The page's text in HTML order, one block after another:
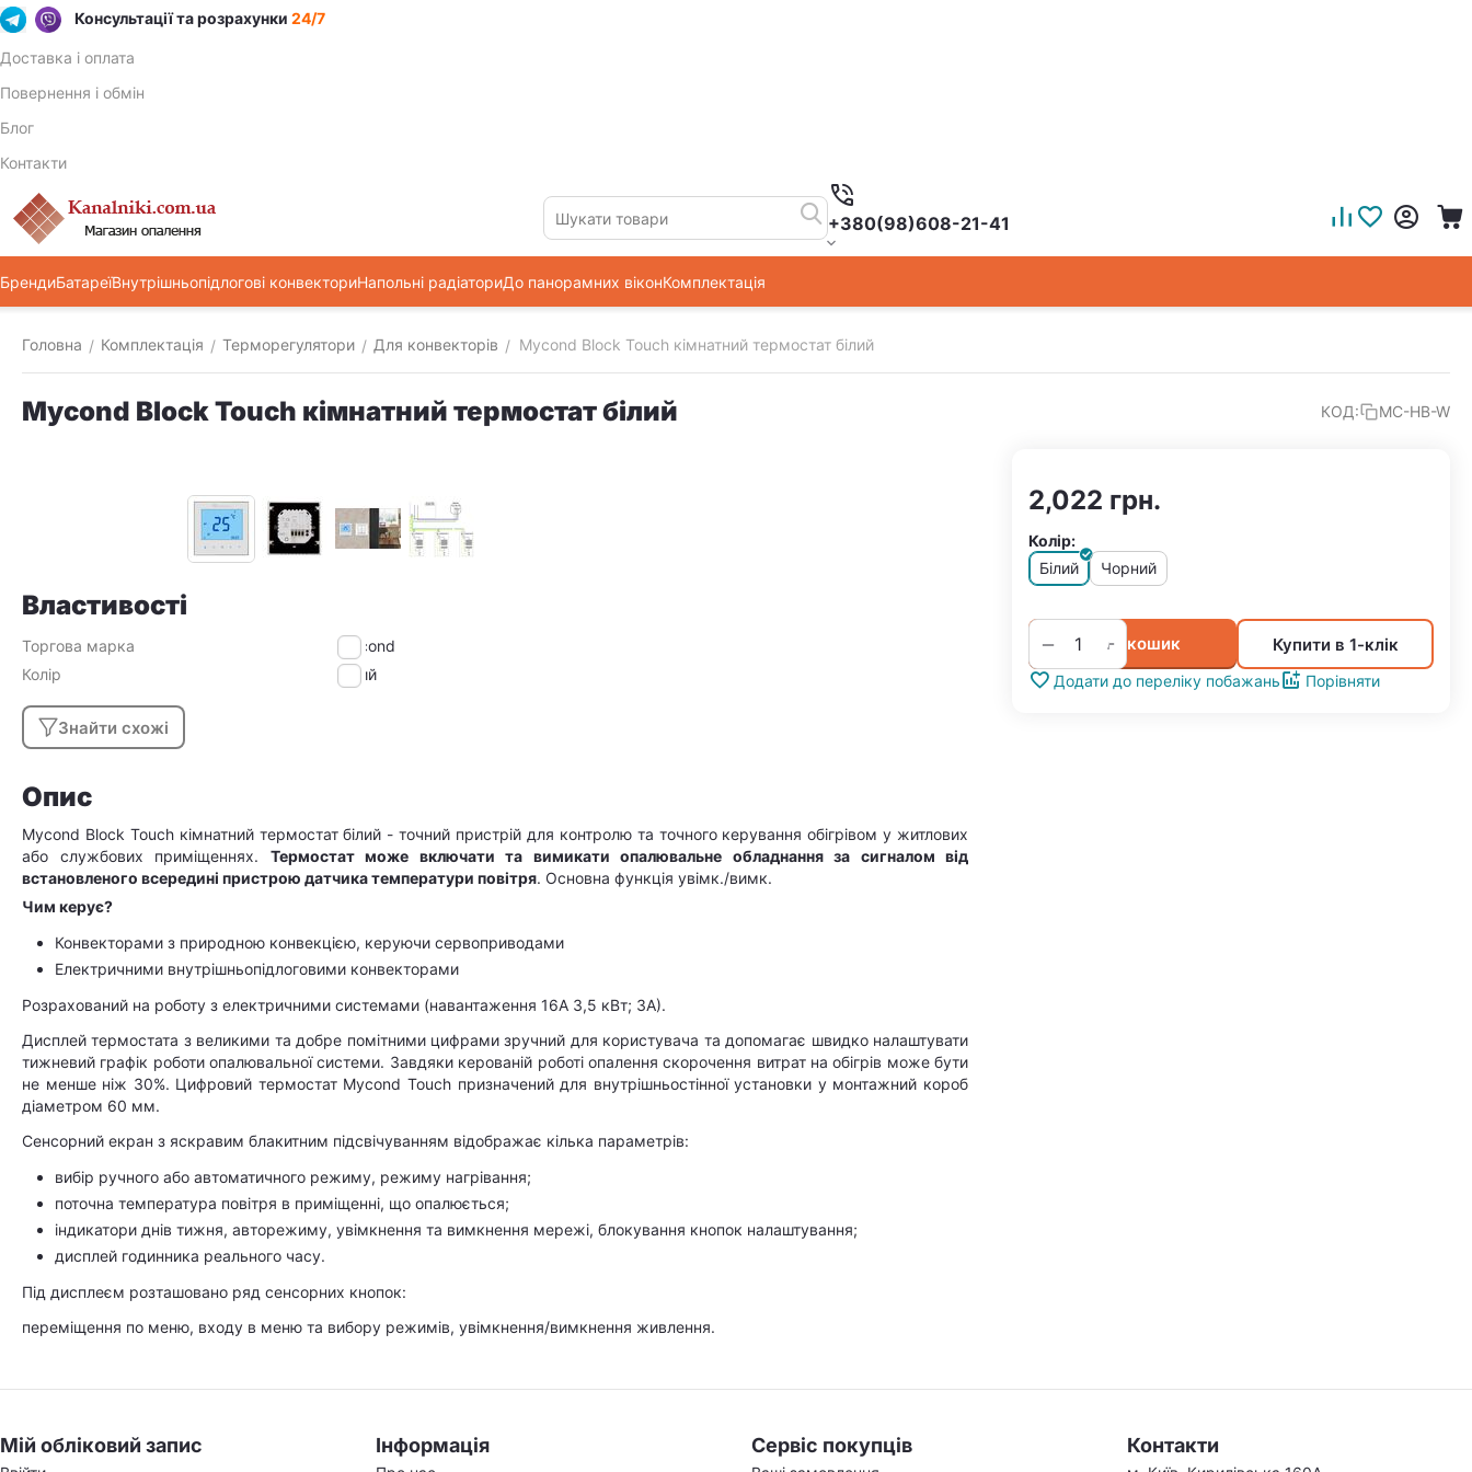
Консультації та розрахунки 24/7
Доставка і оплата
Повернення і обмін
Блог
Контакти
+380(98)608-21-41
БрендиБатареїВнутрішньопідлогові конвекториНапольні радіаториДо панорамних віконКомплектація
Головна / Комплектація / Терморегулятори / Для конвекторів / Mycond Block Touch кімнатний термостат білий
Mycond Block Touch кімнатний термостат білий КОД: MC-HB-W
2,022 грн.
Колір:
Білий
Чорний
+
− У кошик Купити в 1-клік
Додати до переліку побажань Порівняти
Властивості
Торгова марка
Mycond
Колір
Білий
Знайти схожі
Опис
Mycond Block Touch кімнатний термостат білий - точний пристрій для контролю та точного керування обігрівом у житлових
або службових приміщеннях. Термостат може включати та вимикати опалювальне обладнання за сигналом від
встановленого всередині пристрою датчика температури повітря. Основна функція увімк./вимк.
Чим керує?
Конвекторами з природною конвекцією, керуючи сервоприводами
Електричними внутрішньопідлоговими конвекторами
Розрахований на роботу з електричними системами (навантаження 16А 3,5 кВт; 3А).
Дисплей термостата з великими та добре помітними цифрами зручний для користувача та допомагає швидко налаштувати
тижневий графік роботи опалювальної системи. Завдяки керованій роботі опалення скорочення витрат на обігрів може бути
не менше ніж 30%. Цифровий термостат Mycond Touch призначений для внутрішньостінної установки у монтажний короб
діаметром 60 мм.
Сенсорний екран з яскравим блакитним підсвічуванням відображає кілька параметрів:
вибір ручного або автоматичного режиму, режиму нагрівання;
поточна температура повітря в приміщенні, що опалюється;
індикатори днів тижня, авторежиму, увімкнення та вимкнення мережі, блокування кнопок налаштування;
дисплей годинника реального часу.
Під дисплеєм розташовано ряд сенсорних кнопок:
переміщення по меню, входу в меню та вибору режимів, увімкнення/вимкнення живлення.
Мій обліковий запис Інформація Сервіс покупців Контакти